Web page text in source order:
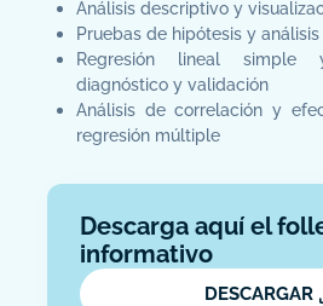
Análisis descriptivo y
Pruebas de hipótesis y
Regresión lineal simple
diagnóstico y validación
Análisis de correlación y
regresión múltiple
Descarga aquí el
informativo
DESCARGAR